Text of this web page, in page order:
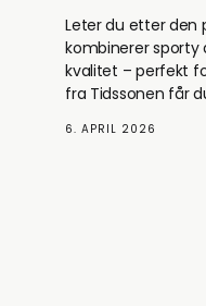
Leter du etter den
kombinerer sporty
kvalitet – perfekt
fra Tidssonen får
6. APRIL 2026